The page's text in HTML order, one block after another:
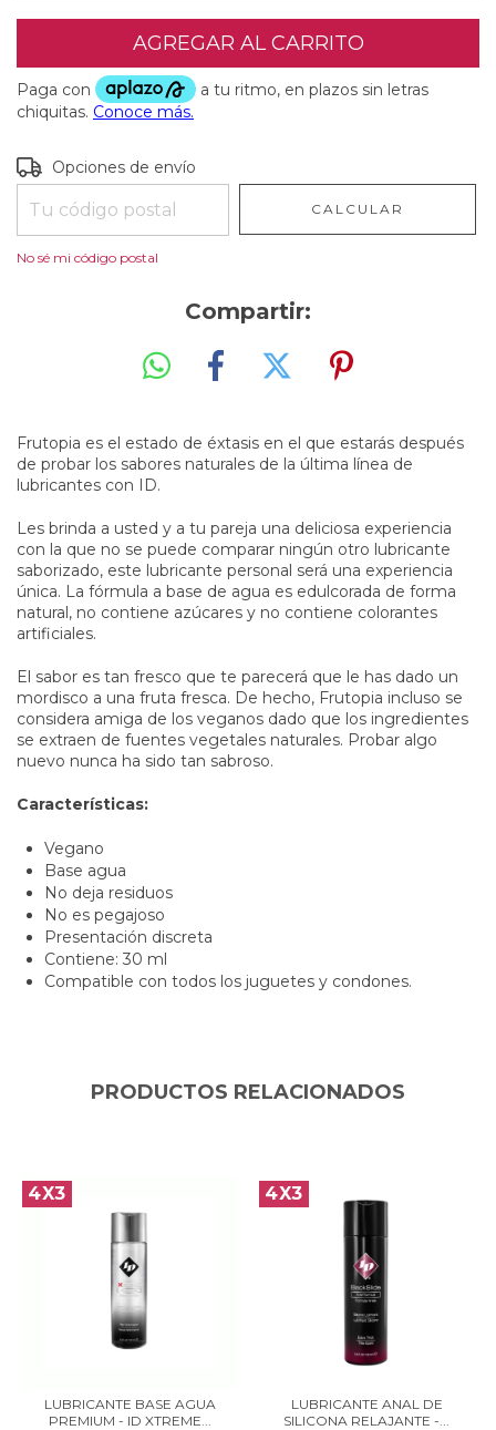
Entregas para el CP:
Opciones de envío
CALCULAR
No sé mi código postal
Compartir:
Frutopia es el estado de éxtasis en el que estarás después
de probar los sabores naturales de la última línea de
lubricantes con ID.
Les brinda a usted y a tu pareja una deliciosa experiencia
con la que no se puede comparar ningún otro lubricante
saborizado, este lubricante personal será una experiencia
única. La fórmula a base de agua es edulcorada de forma
natural, no contiene azúcares y no contiene colorantes
artificiales.
El sabor es tan fresco que te parecerá que le has dado un
mordisco a una fruta fresca. De hecho, Frutopia incluso se
considera amiga de los veganos dado que los ingredientes
se extraen de fuentes vegetales naturales. Probar algo
nuevo nunca ha sido tan sabroso.
Características:
Vegano
Base agua
No deja residuos
No es pegajoso
Presentación discreta
Contiene: 30 ml
Compatible con todos los juguetes y condones.
PRODUCTOS RELACIONADOS
4X3
LUBRICANTE BASE AGUA
PREMIUM - ID XTREME...
4X3
LUBRICANTE ANAL DE
SILICONA RELAJANTE -...